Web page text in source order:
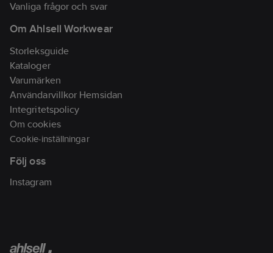
Vanliga frågor och svar
Om Ahlsell Workwear
Storleksguide
Kataloger
Varumärken
Användarvillkor Hemsidan
Integritetspolicy
Om cookies
Cookie-inställningar
Följ oss
Instagram